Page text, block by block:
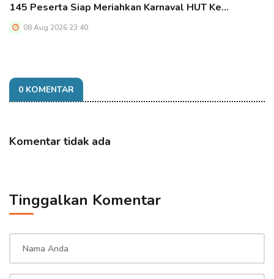
145 Peserta Siap Meriahkan Karnaval HUT Ke…
08 Aug 2026 23:40
0 KOMENTAR
Komentar tidak ada
Tinggalkan Komentar